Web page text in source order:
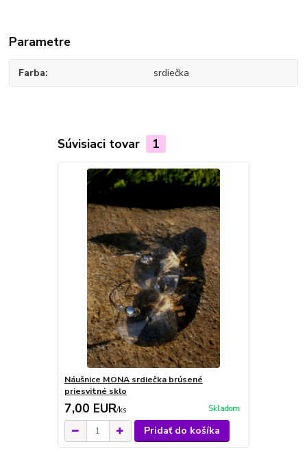
Parametre
Farba srdiečka
Súvisiaci tovar 1
Náušnice MONA srdiečka brúsené
priesvitné sklo
7,00 EUR/ks Skladom
Pridať do košíka